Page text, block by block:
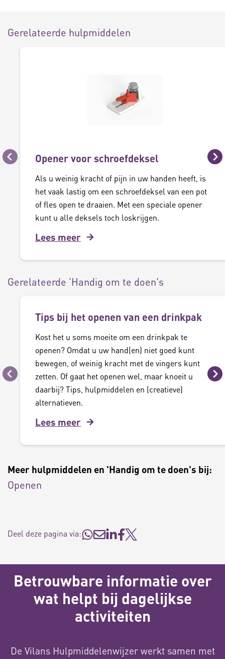
Gerelateerde hulpmiddelen
Vorige Opener voor schroefdeksel
Als u weinig kracht of pijn in uw handen heeft, is
het vaak lastig om een schroefdeksel van een pot
of fles open te draaien. Met een speciale opener
kunt u alle deksels toch loskrijgen.
Lees meer
Gerelateerde 'Handig om te doen's
Vorige
Tips bij het openen van een drinkpak
Kost het u soms moeite om een drinkpak te
openen? Omdat u uw hand(en) niet goed kunt
bewegen, of weinig kracht met de vingers kunt
zetten. Of gaat het openen wel, maar knoeit u
daarbij? Tips, hulpmiddelen en (creatieve)
alternatieven.
Lees meer
Meer hulpmiddelen en 'Handig om te doen's bij:
Openen
Deel deze pagina via:
Betrouwbare informatie over
wat helpt bij dagelijkse
activiteiten
De Vilans Hulpmiddelenwijzer werkt samen met